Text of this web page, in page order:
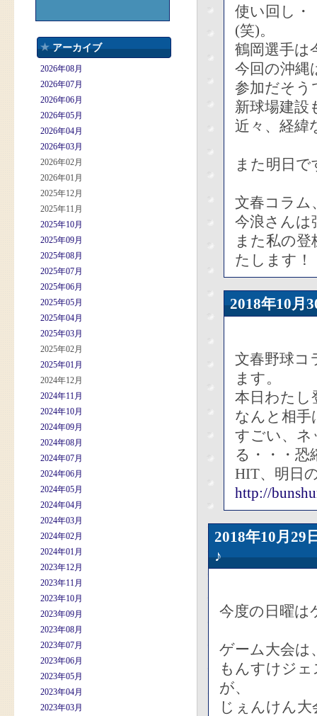
アーカイブ
2026年08月
2026年07月
2026年06月
2026年05月
2026年04月
2026年03月
2026年02月
2026年01月
2025年12月
2025年11月
2025年10月
2025年09月
2025年08月
2025年07月
2025年06月
2025年05月
2025年04月
2025年03月
2025年02月
2025年01月
2024年12月
2024年11月
2024年10月
2024年09月
2024年08月
2024年07月
2024年06月
2024年05月
2024年04月
2024年03月
2024年02月
2024年01月
2023年12月
2023年11月
2023年10月
2023年09月
2023年08月
2023年07月
2023年06月
2023年05月
2023年04月
2023年03月
使い回し・
(笑)。
鶴岡選手は
今回の沖縄
参加だそう
新球場建設
近々、経緯
また明日
文春コラム
今浪さんは
また私の
たします！
2018年10
文春野球コ
ます。
本日わたし
なんと相手
すごい、ネ
る・・・恐
HIT、明日
http://
2018年10月
♪
今度の日曜
ゲーム大会は
もんすけジ
が、
じぇんけん